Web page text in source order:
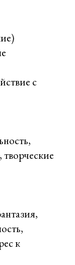
с
творческие
к